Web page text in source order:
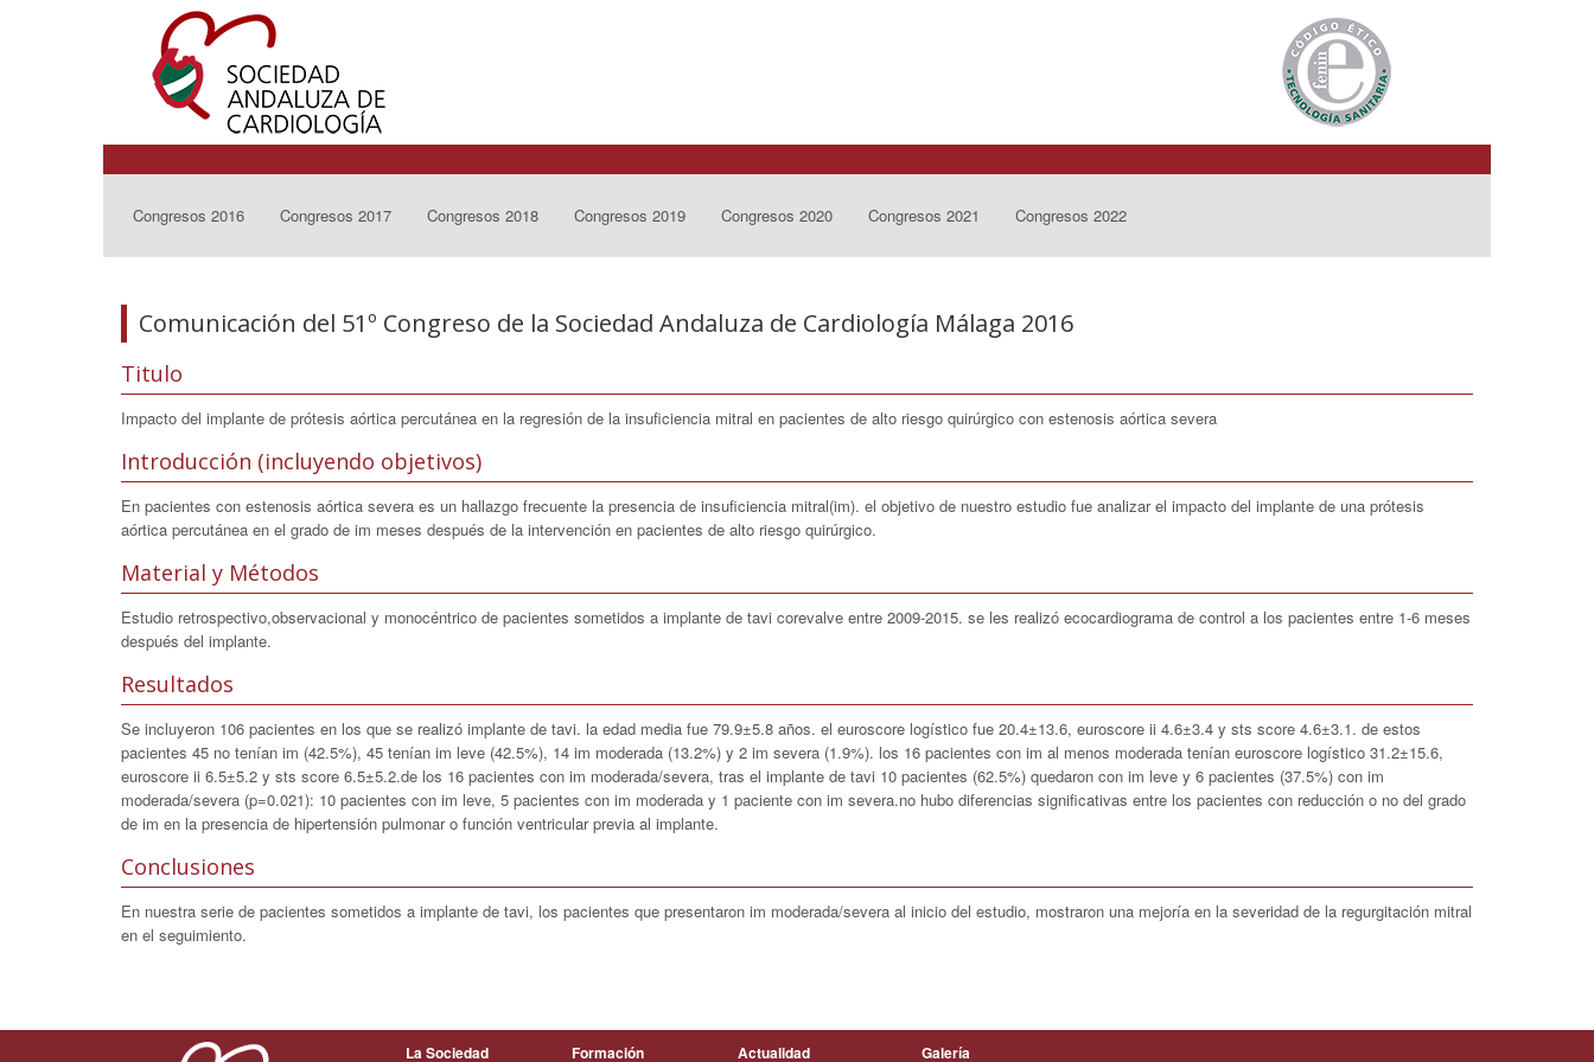
Congresos 2016 Congresos 2017 Congresos 2018 Congresos 2019 Congresos 2020 Congresos 2021 Congresos 2022
Comunicación del 51º Congreso de la Sociedad Andaluza de Cardiología Málaga 2016
Titulo
Impacto del implante de prótesis aórtica percutánea en la regresión de la insuficiencia mitral en pacientes de alto riesgo quirúrgico con estenosis aórtica severa
Introducción (incluyendo objetivos)
En pacientes con estenosis aórtica severa es un hallazgo frecuente la presencia de insuficiencia mitral(im). el objetivo de nuestro estudio fue analizar el impacto del implante de una prótesis
aórtica percutánea en el grado de im meses después de la intervención en pacientes de alto riesgo quirúrgico.
Material y Métodos
Estudio retrospectivo,observacional y monocéntrico de pacientes sometidos a implante de tavi corevalve entre 2009-2015. se les realizó ecocardiograma de control a los pacientes entre 1-6 meses
después del implante.
Resultados
Se incluyeron 106 pacientes en los que se realizó implante de tavi. la edad media fue 79.9±5.8 años. el euroscore logístico fue 20.4±13.6, euroscore ii 4.6±3.4 y sts score 4.6±3.1. de estos
pacientes 45 no tenían im (42.5%), 45 tenían im leve (42.5%), 14 im moderada (13.2%) y 2 im severa (1.9%). los 16 pacientes con im al menos moderada tenían euroscore logístico 31.2±15.6,
euroscore ii 6.5±5.2 y sts score 6.5±5.2.de los 16 pacientes con im moderada/severa, tras el implante de tavi 10 pacientes (62.5%) quedaron con im leve y 6 pacientes (37.5%) con im
moderada/severa (p=0.021): 10 pacientes con im leve, 5 pacientes con im moderada y 1 paciente con im severa.no hubo diferencias significativas entre los pacientes con reducción o no del grado
de im en la presencia de hipertensión pulmonar o función ventricular previa al implante.
Conclusiones
En nuestra serie de pacientes sometidos a implante de tavi, los pacientes que presentaron im moderada/severa al inicio del estudio, mostraron una mejoría en la severidad de la regurgitación mitral
en el seguimiento.
La Sociedad Formación Actualidad Galería